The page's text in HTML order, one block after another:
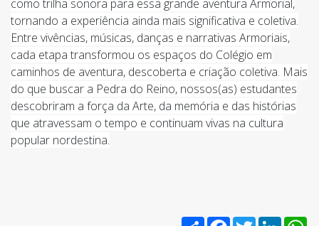
como trilha sonora para essa grande aventura Armorial,
tornando a experiência ainda mais significativa e coletiva.
Entre vivências, músicas, danças e narrativas Armoriais,
cada etapa transformou os espaços do Colégio em
caminhos de aventura, descoberta e criação coletiva. Mais
do que buscar a Pedra do Reino, nossos(as) estudantes
descobriram a força da Arte, da memória e das histórias
que atravessam o tempo e continuam vivas na cultura
popular nordestina.
ShareFacebook
Twitter